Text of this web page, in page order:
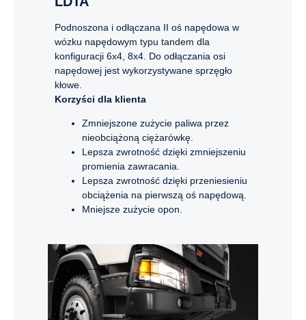
Podnoszona i odłączana II oś napędowa w
wózku napędowym typu tandem dla
konfiguracji 6x4, 8x4. Do odłączania osi
napędowej jest wykorzystywane sprzęgło
kłowe.
Korzyści dla klienta
Zmniejszone zużycie paliwa przez
nieobciążoną ciężarówkę.
Lepsza zwrotność dzięki zmniejszeniu
promienia zawracania.
Lepsza zwrotność dzięki przeniesieniu
obciążenia na pierwszą oś napędową.
Mniejsze zużycie opon.